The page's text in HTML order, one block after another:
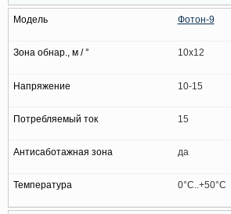
Фотон-9
10x12
10-15
15
да
0°C..+50°C